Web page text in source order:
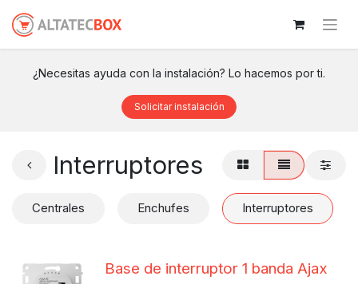
¿Necesitas ayuda con la instalación? Lo hacemos por ti.
Solicitar instalación
Interruptores
Centrales Enchufes Interruptores
Base de interruptor 1 banda Ajax